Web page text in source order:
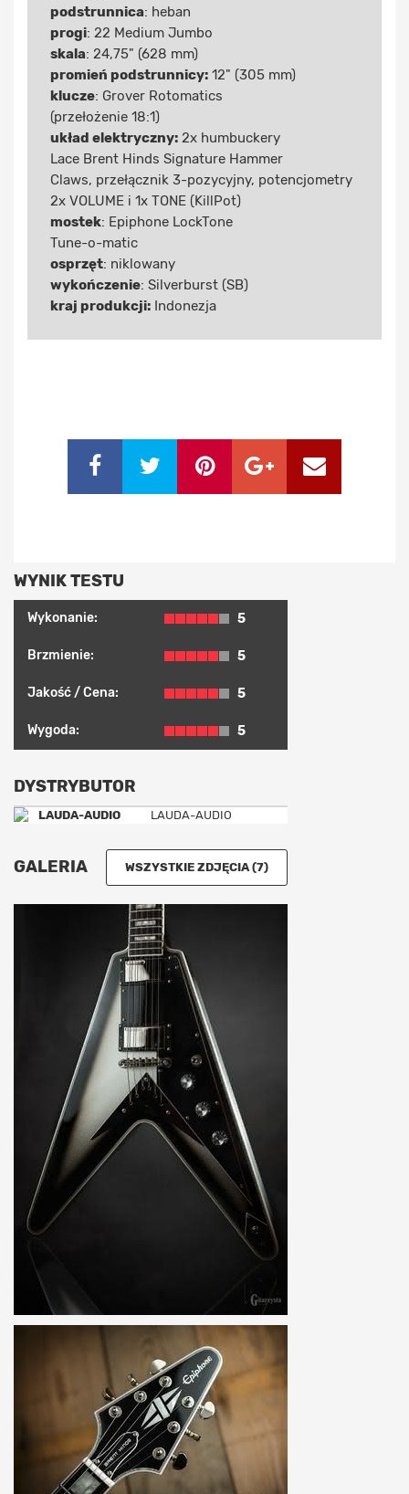
podstrunnica: heban
progi: 22 Medium Jumbo
skala: 24,75" (628 mm)
promień podstrunnicy: 12" (305 mm)
klucze: Grover Rotomatics
(przełożenie 18:1)
układ elektryczny: 2x humbuckery
Lace Brent Hinds Signature Hammer
Claws, przełącznik 3-pozycyjny, potencjometry
2x VOLUME i 1x TONE (KillPot)
mostek: Epiphone LockTone
Tune-o-matic
osprzęt: niklowany
wykończenie: Silverburst (SB)
kraj produkcji: Indonezja
WYNIK TESTU
Wykonanie: 5
Brzmienie: 5
Jakość / Cena: 5
Wygoda: 5
DYSTRYBUTOR
LAUDA-AUDIO
GALERIA WSZYSTKIE ZDJĘCIA (7)